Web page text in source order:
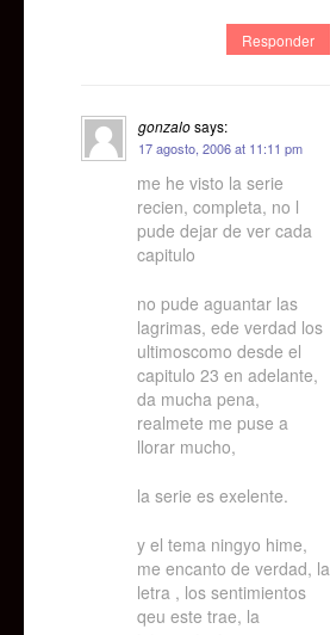
Responder
gonzalosays:
17 agosto, 2006 at 11:11 pm
me he visto la serie
recien, completa, no l
pude dejar de ver cada
capitulo
no pude aguantar las
lagrimas, ede verdad los
ultimoscomo desde el
capitulo 23 en adelante,
da mucha pena,
realmete me puse a
llorar mucho,
la serie es exelente.
y el tema ningyo hime,
me encanto de verdad, la
letra , los sentimientos
qeu este trae, la